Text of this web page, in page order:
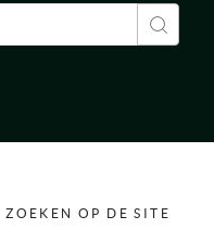
ZOEKEN OP DE SITE